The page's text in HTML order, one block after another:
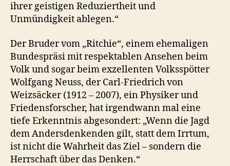
ihrer geistigen Reduziertheit und
Unmündigkeit ablegen.“
Der Bruder vom „Ritchie“, einem ehemaligen
Bundespräsi mit respektablen Ansehen beim
Volk und sogar beim exzellenten Volksspötter
Wolfgang Neuss, der Carl-Friedrich von
Weizsäcker (1912 – 2007), ein Physiker und
Friedensforscher, hat irgendwann mal eine
tiefe Erkenntnis abgesondert: „Wenn die Jagd
dem Andersdenkenden gilt, statt dem Irrtum,
ist nicht die Wahrheit das Ziel – sondern die
Herrschaft über das Denken.“